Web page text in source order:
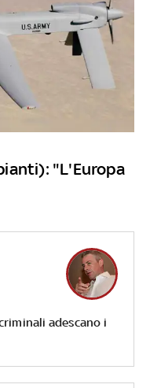
"L'Europa
adescano i